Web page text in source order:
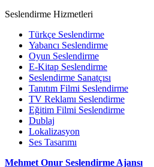
Seslendirme Hizmetleri
Türkçe Seslendirme
Yabancı Seslendirme
Oyun Seslendirme
E-Kitap Seslendirme
Seslendirme Sanatçısı
Tanıtım Filmi Seslendirme
TV Reklamı Seslendirme
Eğitim Filmi Seslendirme
Dublaj
Lokalizasyon
Ses Tasarımı
Mehmet Onur Seslendirme Ajansı